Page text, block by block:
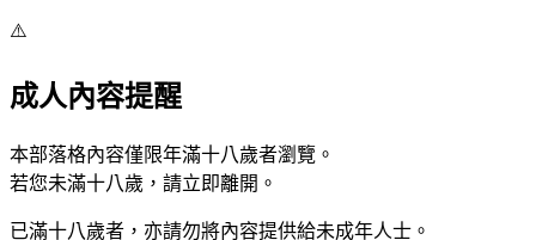
⚠️
成人內容提醒
本部落格內容僅限年滿十八歲者瀏覽。
若您未滿十八歲，請立即離開。
已滿十八歲者，亦請勿將內容提供給未成年人士。